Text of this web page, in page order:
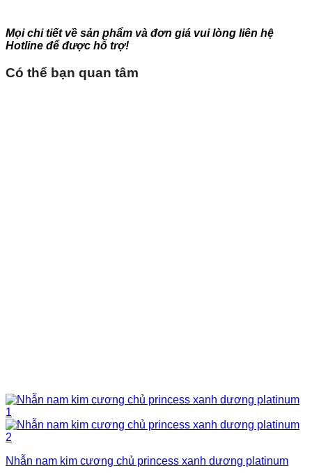
Mọi chi tiết về sản phẩm và đơn giá vui lòng liên hệ
Hotline để được hỗ trợ!
Có thể bạn quan tâm
Nhẫn nam kim cương chủ princess xanh dương platinum